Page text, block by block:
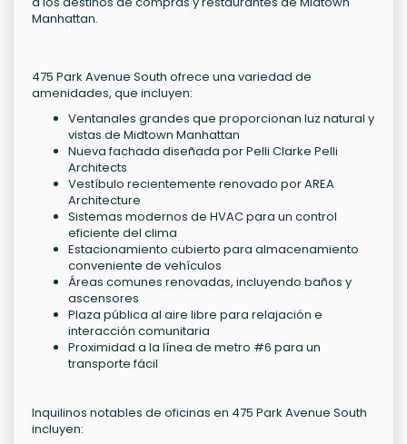
Manhattan.
475 Park Avenue South ofrece una variedad de
amenidades, que incluyen:
Ventanales grandes que proporcionan luz natural y
vistas de Midtown Manhattan
Nueva fachada diseñada por Pelli Clarke Pelli
Architects
Vestíbulo recientemente renovado por AREA
Architecture
Sistemas modernos de HVAC para un control
eficiente del clima
Estacionamiento cubierto para almacenamiento
conveniente de vehículos
Áreas comunes renovadas, incluyendo baños y
ascensores
Plaza pública al aire libre para relajación e
interacción comunitaria
Proximidad a la línea de metro #6 para un
transporte fácil
Inquilinos notables de oficinas en 475 Park Avenue South
incluyen: